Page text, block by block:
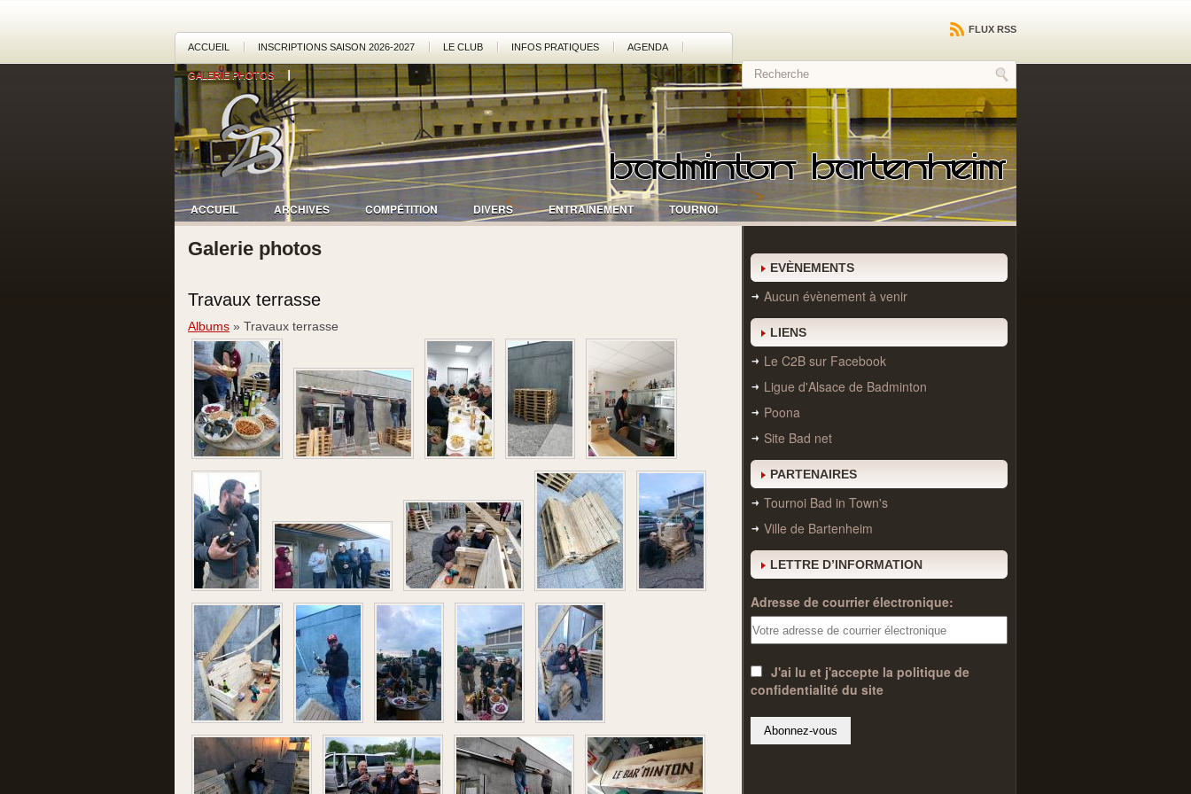
ACCUEIL INSCRIPTIONS SAISON 2026-2027 LE CLUB INFOS PRATIQUES AGENDA
GALERIE PHOTOS
FLUX RSS
ACCUEIL ARCHIVES COMPÉTITION DIVERS ENTRAINEMENT TOURNOI
Galerie photos
Travaux terrasse
Albums » Travaux terrasse
EVÈNEMENTS
Aucun évènement à venir
LIENS
Le C2B sur Facebook
Ligue d'Alsace de Badminton
Poona
Site Bad net
PARTENAIRES
Tournoi Bad in Town's
Ville de Bartenheim
LETTRE D’INFORMATION
Adresse de courrier électronique:
J'ai lu et j'accepte la politique de
confidentialité du site